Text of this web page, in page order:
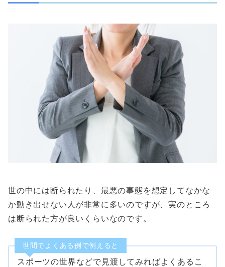
世の中には断られたり、最悪の事態を想定してなかな
か動き出せない人が非常に多いのですが、実のところ
は断られた方が良いくらいなのです。
世間でよくある例で例えると
スポーツの世界などで見渡してみればよくあるこ